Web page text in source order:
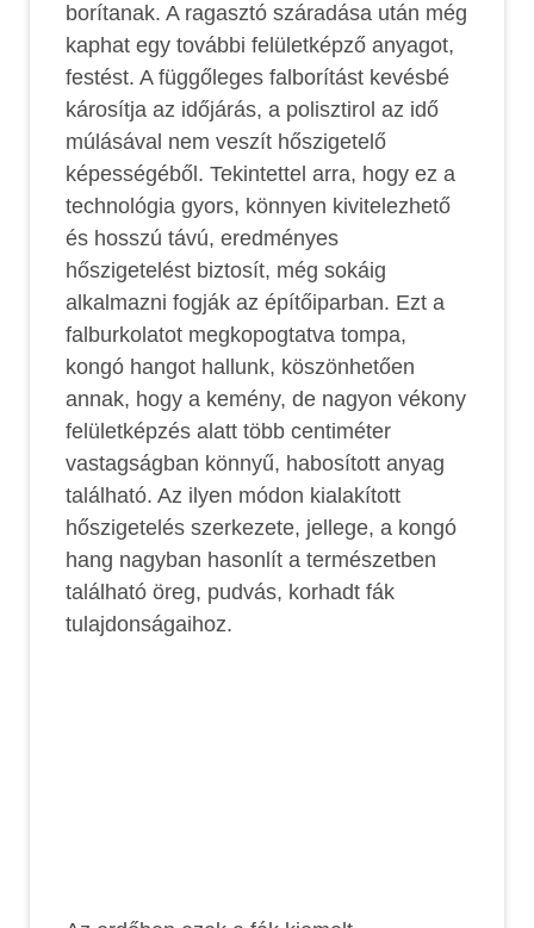
borítanak. A ragasztó száradása után még
kaphat egy további felületképző anyagot,
festést. A függőleges falborítást kevésbé
károsítja az időjárás, a polisztirol az idő
múlásával nem veszít hőszigetelő
képességéből. Tekintettel arra, hogy ez a
technológia gyors, könnyen kivitelezhető
és hosszú távú, eredményes
hőszigetelést biztosít, még sokáig
alkalmazni fogják az építőiparban. Ezt a
falburkolatot megkopogtatva tompa,
kongó hangot hallunk, köszönhetően
annak, hogy a kemény, de nagyon vékony
felületképzés alatt több centiméter
vastagságban könnyű, habosított anyag
található. Az ilyen módon kialakított
hőszigetelés szerkezete, jellege, a kongó
hang nagyban hasonlít a természetben
található öreg, pudvás, korhadt fák
tulajdonságaihoz.